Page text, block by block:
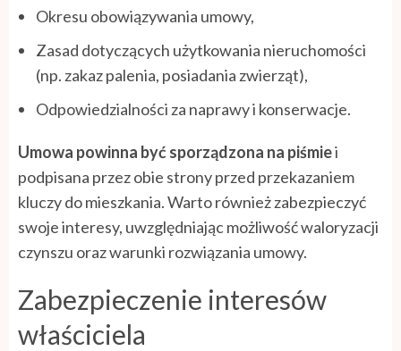
Okresu obowiązywania umowy,
Zasad dotyczących użytkowania nieruchomości
(np. zakaz palenia, posiadania zwierząt),
Odpowiedzialności za naprawy i konserwacje.
Umowa powinna być sporządzona na piśmiei
podpisana przez obie strony przed przekazaniem
kluczy do mieszkania. Warto również zabezpieczyć
swoje interesy, uwzględniając możliwość waloryzacji
czynszu oraz warunki rozwiązania umowy.
Zabezpieczenie interesów
właściciela